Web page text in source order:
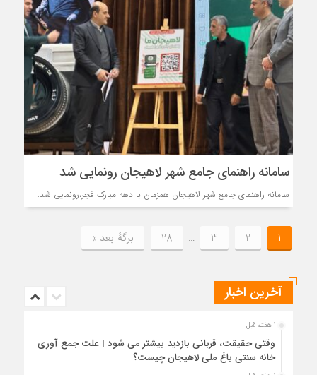
سامانه راهنمای جامع شهر لاهیجان رونمایی شد
سامانه راهنمای جامع شهر لاهیجان همزمان با دهه مبارک فجر،رونمایی شد.
1
2
3
…
28 برگهٔ بعد »
آخرین اخبار
1 هفته قبل
وقتی حقیقت، قربانی بازدید بیشتر می شود | علت جمع آوری
خانه سنتی باغ ملی لاهیجان چیست؟